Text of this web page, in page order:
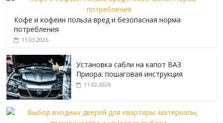
Кофе и кофеин польза вред и безопасная норма
потребления
11.03.2026
Установка сабли на капот ВАЗ
Приора: пошаговая инструкция
11.02.2026